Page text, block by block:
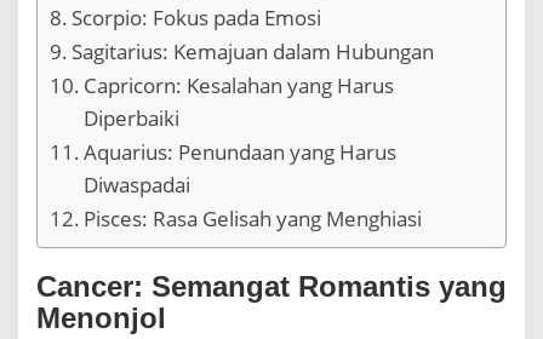
e
b
i
h
i
Scorpio: Fokus pada Emosi
Sagitarius: Kemajuan dalam Hubungan
Capricorn: Kesalahan yang Harus
Diperbaiki
Aquarius: Penundaan yang Harus
Diwaspadai
Pisces: Rasa Gelisah yang Menghiasi
Cancer: Semangat Romantis yang
Menonjol